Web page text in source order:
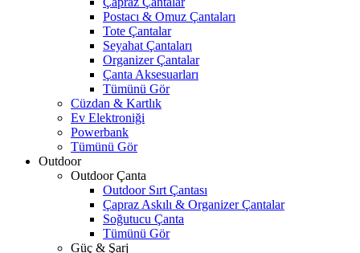
Postacı & Omuz Çantaları
Tote Çantalar
Seyahat Çantaları
Organizer Çantalar
Çanta Aksesuarları
Tümünü Gör
Cüzdan & Kartlık
Ev Elektroniği
Powerbank
Tümünü Gör
Outdoor
Outdoor Çanta
Outdoor Sırt Çantası
Çapraz Askılı & Organizer Çantalar
Soğutucu Çanta
Tümünü Gör
Güç & Şarj